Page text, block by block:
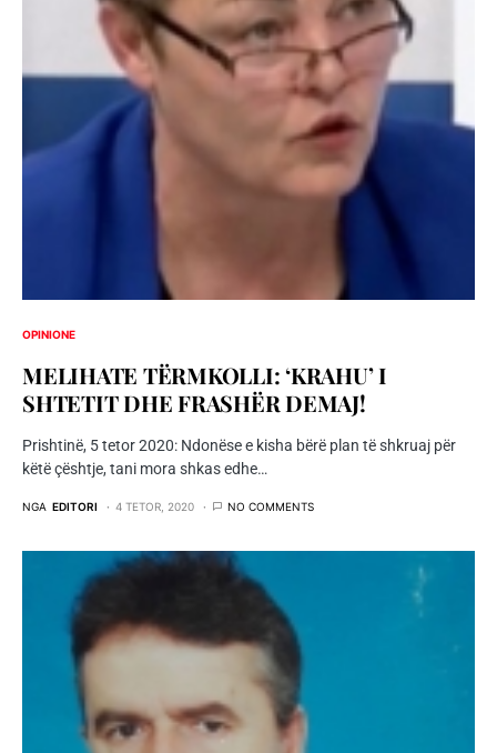
OPINIONE
MELIHATE TËRMKOLLI: ‘KRAHU’ I
SHTETIT DHE FRASHËR DEMAJ!
Prishtinë, 5 tetor 2020: Ndonëse e kisha bërë plan të shkruaj për
këtë çështje, tani mora shkas edhe…
NGA EDITORI 4 TETOR, 2020 NO COMMENTS